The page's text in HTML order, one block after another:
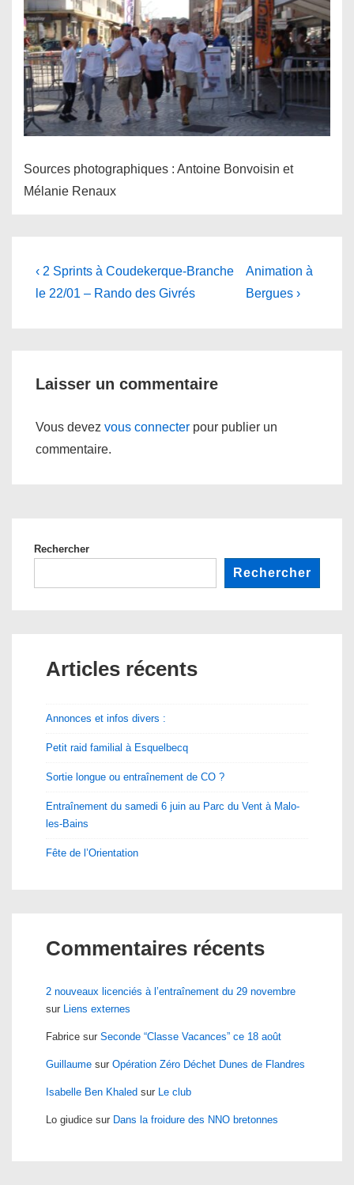
Sources photographiques : Antoine Bonvoisin et
Mélanie Renaux
Navigation
de
Previous
Post
‹ 2 Sprints à Coudekerque-Branche
le 22/01 – Rando des Givrés
Next
Post
Animation à
Bergues ›
Laisser un commentaire
Vous devez vous connecter pour publier un
commentaire.
Rechercher
Rechercher
Articles récents
Annonces et infos divers :
Petit raid familial à Esquelbecq
Sortie longue ou entraînement de CO ?
Entraînement du samedi 6 juin au Parc du Vent à Malo-
les-Bains
Fête de l’Orientation
Commentaires récents
2 nouveaux licenciés à l’entraînement du 29 novembre
sur Liens externes
Fabrice sur Seconde “Classe Vacances” ce 18 août
Guillaume sur Opération Zéro Déchet Dunes de Flandres
Isabelle Ben Khaled sur Le club
Lo giudice sur Dans la froidure des NNO bretonnes